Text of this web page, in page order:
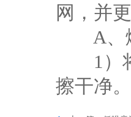
网，并
A、
1）将
擦干净